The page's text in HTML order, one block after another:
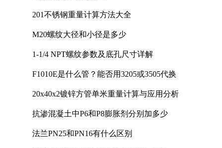
201不锈钢重量计算方法大全
M20螺纹大径和小径是多少
1-1/4 NPT螺纹参数及底孔尺寸详解
F1010E是什么管？能否用3205或3505代换
20x40x2镀锌方管单米重量计算与应用分析
抗渗混凝土中P6和P8膨胀剂分别加多少
法兰PN25和PN16有什么区别